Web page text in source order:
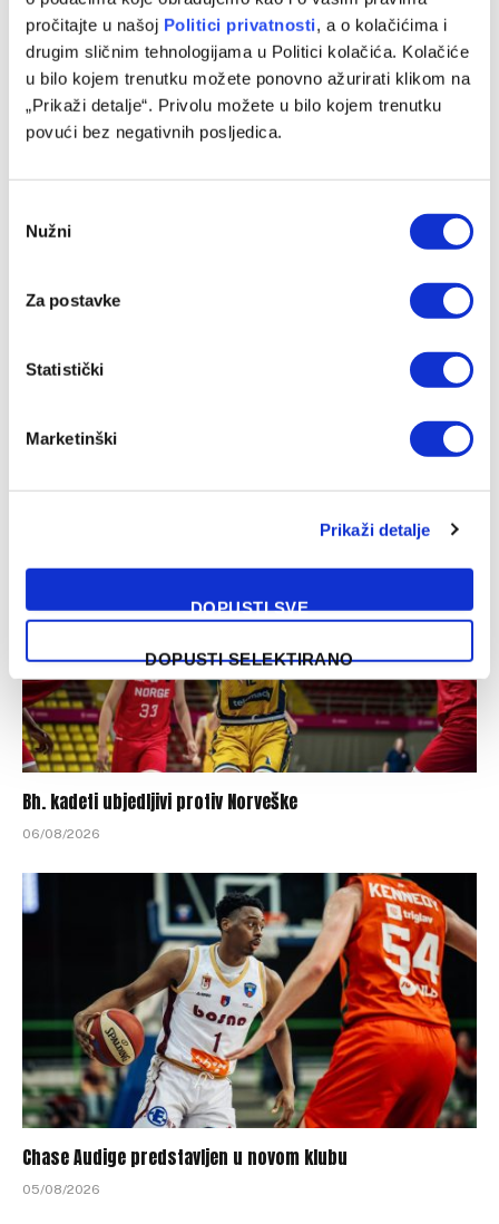
pročitajte u našoj Politici privatnosti, a o kolačićima i
drugim sličnim tehnologijama u Politici kolačića. Kolačiće
u bilo kojem trenutku možete ponovno ažurirati klikom na
„Prikaži detalje“. Privolu možete u bilo kojem trenutku
povući bez negativnih posljedica.
Selection
Nužni
Za postavke
Statistički
Marketinški
Prikaži detalje
DOPUSTI SVE
DOPUSTI SELEKTIRANO
Michael Young ima novi klub nakon odlaska iz Bosne
Kadetska reprezentacija BiH poražena od Švedske
Bh. kadeti ubjedljivi protiv Norveške
06/08/2026
Chase Audige predstavljen u novom klubu
05/08/2026